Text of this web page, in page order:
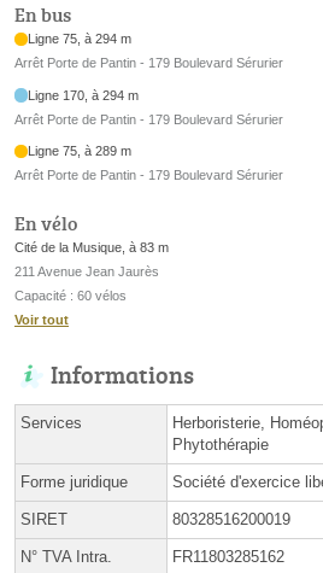
En bus
Ligne 75, à 294 m
Arrêt Porte de Pantin - 179 Boulevard Sérurier
Ligne 170, à 294 m
Arrêt Porte de Pantin - 179 Boulevard Sérurier
Ligne 75, à 289 m
Arrêt Porte de Pantin - 179 Boulevard Sérurier
En vélo
Cité de la Musique, à 83 m
211 Avenue Jean Jaurès
Capacité : 60 vélos
Voir tout
Informations
Services
Herboristerie,
Phytothérapie
Forme juridique Société d'exercice
SIRET 80328516200019
N° TVA Intra. FR11803285162